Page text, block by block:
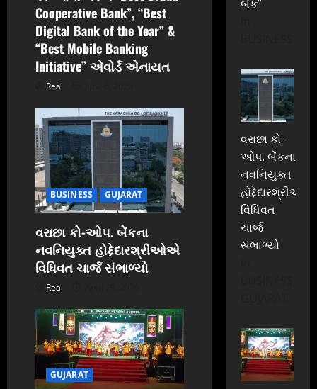
Cooperative Bank”, “Best
Digital Bank of the Year” &
“Best Mobile Banking
Initiative” એવોર્ડ એનાયત
Real
BUSINESS GUJARAT
વરાછા કો-ઓપ. બેંકના
નવનિયુક્ત હોદ્દેદારશ્રીઓએ
વિધિવત ચાર્જ સંભાળ્યો
Real
GUJARAT
બેંક”
વરાછા કો-
ઓપ. બેંકના
નવનિયુક્ત
હોદ્દેદારશ્રીઓએ
વિધિવત
ચાર્જ
સંભાળ્યો